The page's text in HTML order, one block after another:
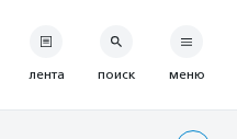
лента поиск меню